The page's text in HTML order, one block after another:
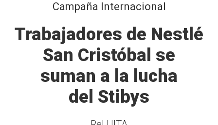
Campaña Internacional
Trabajadores de Nestlé
San Cristóbal se
suman a la lucha
del Stibys